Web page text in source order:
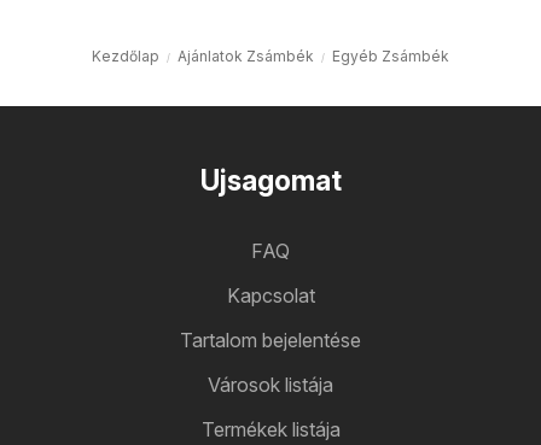
Kezdőlap Ajánlatok Zsámbék Egyéb Zsámbék
Ujsagomat
FAQ
Kapcsolat
Tartalom bejelentése
Városok listája
Termékek listája